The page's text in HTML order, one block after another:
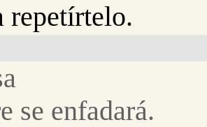
repetírtelo.
se enfadará.